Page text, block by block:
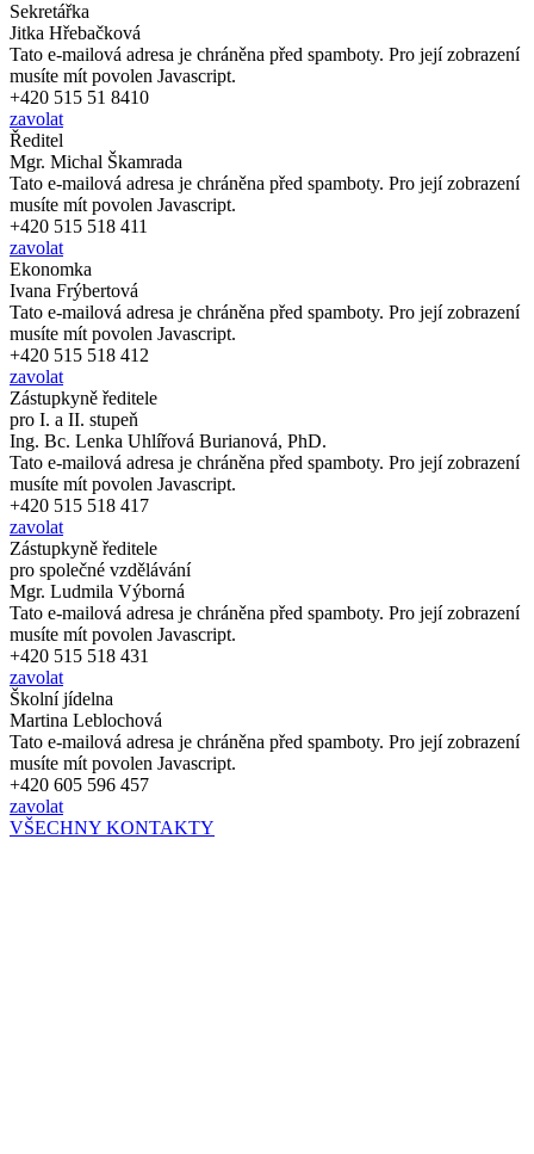
Sekretářka
Jitka Hřebačková
Tato e-mailová adresa je chráněna před spamboty. Pro její zobrazení
musíte mít povolen Javascript.
+420 515 51 8410
zavolat
Ředitel
Mgr. Michal Škamrada
Tato e-mailová adresa je chráněna před spamboty. Pro její zobrazení
musíte mít povolen Javascript.
+420 515 518 411
zavolat
Ekonomka
Ivana Frýbertová
Tato e-mailová adresa je chráněna před spamboty. Pro její zobrazení
musíte mít povolen Javascript.
+420 515 518 412
zavolat
Zástupkyně ředitele
pro I. a II. stupeň
Ing. Bc. Lenka Uhlířová Burianová, PhD.
Tato e-mailová adresa je chráněna před spamboty. Pro její zobrazení
musíte mít povolen Javascript.
+420 515 518 417
zavolat
Zástupkyně ředitele
pro společné vzdělávání
Mgr. Ludmila Výborná
Tato e-mailová adresa je chráněna před spamboty. Pro její zobrazení
musíte mít povolen Javascript.
+420 515 518 431
zavolat
Školní jídelna
Martina Leblochová
Tato e-mailová adresa je chráněna před spamboty. Pro její zobrazení
musíte mít povolen Javascript.
+420 605 596 457
zavolat
VŠECHNY KONTAKTY